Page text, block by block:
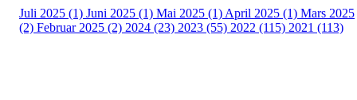
Juli 2025 (1) Juni 2025 (1) Mai 2025 (1) April 2025 (1) Mars 2025
(2) Februar 2025 (2) 2024 (23) 2023 (55) 2022 (115) 2021 (113)